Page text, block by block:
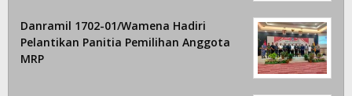
Danramil 1702-01/Wamena Hadiri
Pelantikan Panitia Pemilihan Anggota
MRP